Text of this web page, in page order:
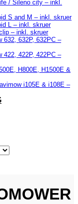
/ Sileno city – inkl.
S and M – inkl. skruer
L – inkl. skruer
– inkl. skruer
632P, 632PC –
422P, 422PC –
H800E, H1500E &
i105E & i108E –